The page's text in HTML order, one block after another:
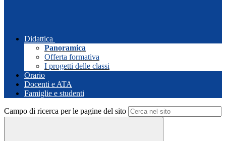
Didattica
Panoramica
Offerta formativa
I progetti delle classi
Orario
Docenti e ATA
Famiglie e studenti
Campo di ricerca per le pagine del sito